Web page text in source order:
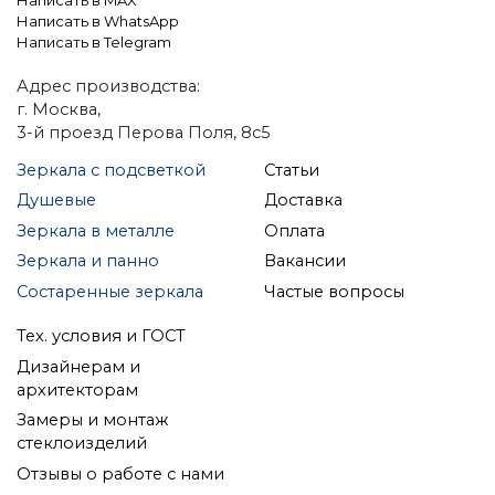
Написать в WhatsApp
Написать в Telegram
Адрес производства:
г. Москва,
3-й проезд Перова Поля, 8с5
Зеркала с подсветкой
Душевые
Зеркала в металле
Зеркала и панно
Состаренные зеркала
Статьи
Доставка
Оплата
Вакансии
Частые вопросы
Тех. условия и ГОСТ
Дизайнерам и
архитекторам
Замеры и монтаж
стеклоизделий
Отзывы о работе с нами